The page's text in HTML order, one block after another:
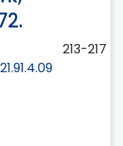
213-217